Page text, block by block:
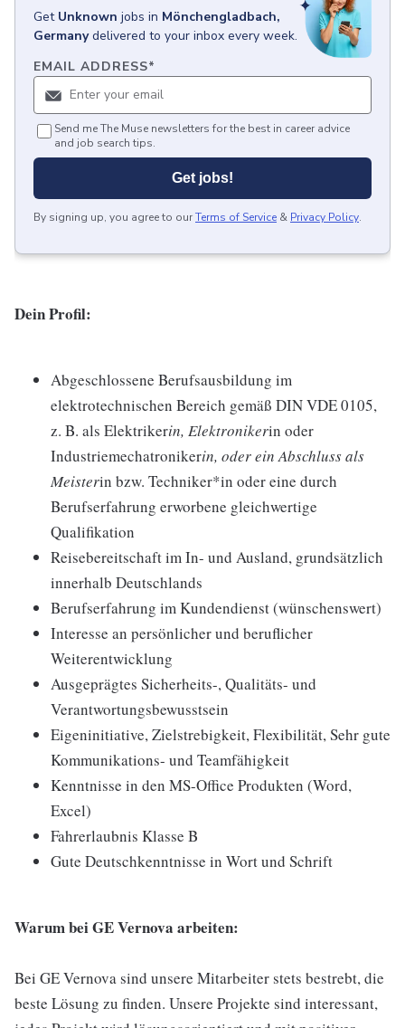
Get Unknown jobs in Mönchengladbach,
Germany delivered to your inbox every week.
EMAIL ADDRESS*
Send me The Muse newsletters for the best in career advice
and job search tips.
Get jobs!
By signing up, you agree to ourTerms of Service & Privacy Policy.
Dein Profil:
Abgeschlossene Berufsausbildung im
elektrotechnischen Bereich gemäß DIN VDE 0105,
z. B. als Elektrikerin, Elektronikerin oder
Industriemechatronikerin, oder ein Abschluss als
Meisterin bzw. Techniker*in oder eine durch
Berufserfahrung erworbene gleichwertige
Qualifikation
Reisebereitschaft im In- und Ausland, grundsätzlich
innerhalb Deutschlands
Berufserfahrung im Kundendienst (wünschenswert)
Interesse an persönlicher und beruflicher
Weiterentwicklung
Ausgeprägtes Sicherheits-, Qualitäts- und
Verantwortungsbewusstsein
Eigeninitiative, Zielstrebigkeit, Flexibilität, Sehr gute
Kommunikations- und Teamfähigkeit
Kenntnisse in den MS-Office Produkten (Word,
Excel)
Fahrerlaubnis Klasse B
Gute Deutschkenntnisse in Wort und Schrift
Warum bei GE Vernova arbeiten:
Bei GE Vernova sind unsere Mitarbeiter stets bestrebt, die
beste Lösung zu finden. Unsere Projekte sind interessant,